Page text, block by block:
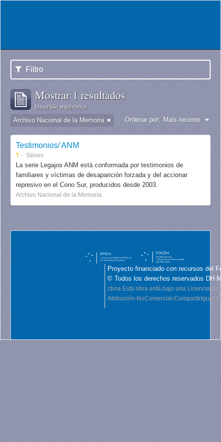
Filtro
Mostrar 1 resultados
Descrição arquivística
Archivo Nacional de la Memoria Ordenar por: Mais recente
Testimonios/ ANM
T Séries
La serie Legajos ANM está conformada por testimonios de
familiares y víctimas de desaparición forzada y del accionar
represivo en el Cono Sur, producidos desde 2003.
Archivo Nacional de la Memoria
Proyecto financiado con recursos del
© Todos los derechos reservados DH
cbna Esta obra está bajo una Licencia
Atribución-NoComercial-CompartirIgual